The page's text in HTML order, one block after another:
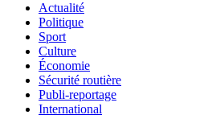
Actualité
Politique
Sport
Culture
Économie
Sécurité routière
Publi-reportage
International